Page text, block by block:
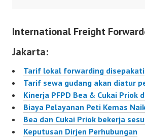
halnya di
container handling
ini di Jakarta
International Container
Terminal (JICT) dan
Terminal Petikemas
(TPK) Koja, Pelabuhan
Tanjung Priok. Bahkan…
International Freight
Jakarta:
Tarif lokal forwarding disepakati
Tarif sewa gudang akan diatur
Kinerja PFPD Bea & Cukai Priok
Biaya Pelayanan Peti Kemas
Bea dan Cukai Priok bekerja
Keputusan Dirjen Perhubungan